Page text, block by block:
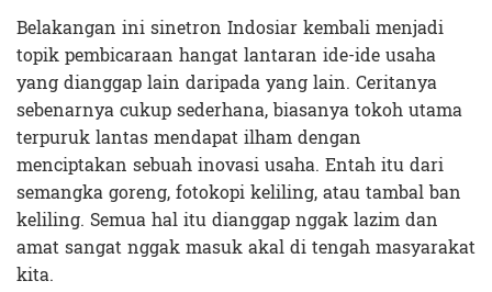
Belakangan ini sinetron Indosiar kembali menjadi
topik pembicaraan hangat lantaran ide-ide usaha
yang dianggap lain daripada yang lain. Ceritanya
sebenarnya cukup sederhana, biasanya tokoh utama
terpuruk lantas mendapat ilham dengan
menciptakan sebuah inovasi usaha. Entah itu dari
semangka goreng, fotokopi keliling, atau tambal ban
keliling. Semua hal itu dianggap nggak lazim dan
amat sangat nggak masuk akal di tengah masyarakat
kita.